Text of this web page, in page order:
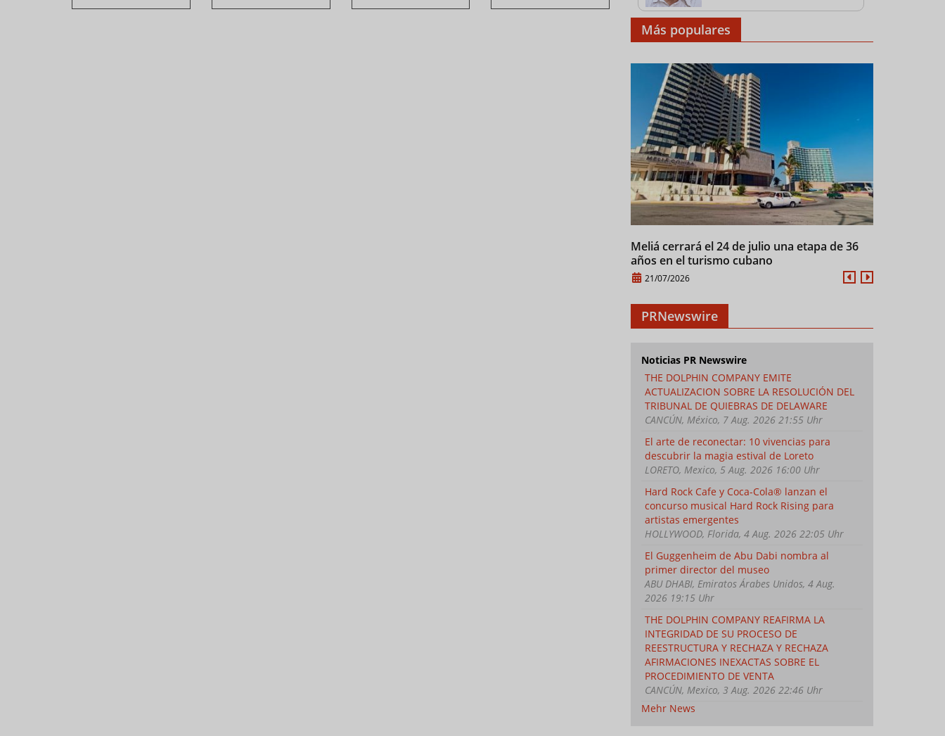
Más populares
Meliá cerrará el 24 de julio una etapa de 36
años en el turismo cubano
21/07/2026
PRNewswire
Noticias PR Newswire
THE DOLPHIN COMPANY EMITE
ACTUALIZACION SOBRE LA RESOLUCIÓN DEL
TRIBUNAL DE QUIEBRAS DE DELAWARE
CANCÚN, México, 7 Aug. 2026 21:55 Uhr
El arte de reconectar: 10 vivencias para
descubrir la magia estival de Loreto
LORETO, Mexico, 5 Aug. 2026 16:00 Uhr
Hard Rock Cafe y Coca-Cola® lanzan el
concurso musical Hard Rock Rising para
artistas emergentes
HOLLYWOOD, Florida, 4 Aug. 2026 22:05 Uhr
El Guggenheim de Abu Dabi nombra al
primer director del museo
ABU DHABI, Emiratos Árabes Unidos, 4 Aug.
2026 19:15 Uhr
THE DOLPHIN COMPANY REAFIRMA LA
INTEGRIDAD DE SU PROCESO DE
REESTRUCTURA Y RECHAZA Y RECHAZA
AFIRMACIONES INEXACTAS SOBRE EL
PROCEDIMIENTO DE VENTA
CANCÚN, Mexico, 3 Aug. 2026 22:46 Uhr
Mehr News